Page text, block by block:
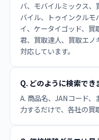
バ、モバイルミックス
バイル、トゥインクル
イ、ケータイゴッド、買
君、買取達人、買取エノ
対応しています。
Q. どのように検索でき
A. 商品名、JANコード、
力するだけで、各社の買